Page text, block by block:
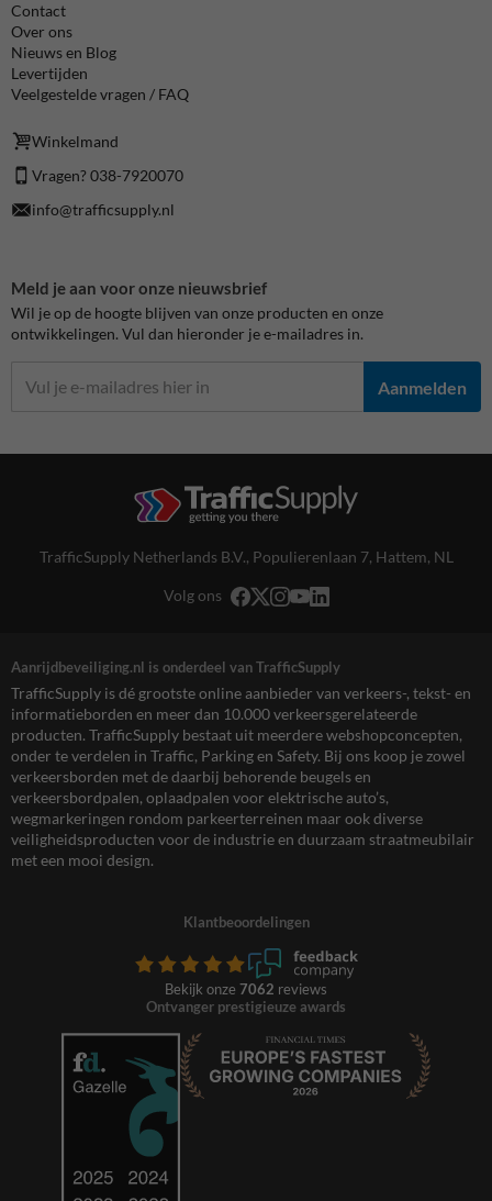
Contact
Over ons
Nieuws en Blog
Levertijden
Veelgestelde vragen / FAQ
Winkelmand
Vragen? 038-7920070
info@trafficsupply.nl
Meld je aan voor onze nieuwsbrief
Wil je op de hoogte blijven van onze producten en onze
ontwikkelingen. Vul dan hieronder je e-mailadres in.
Aanmelden
TrafficSupply Netherlands B.V., Populierenlaan 7, Hattem, NL
Volg ons
Aanrijdbeveiliging.nl is onderdeel van TrafficSupply
TrafficSupply is dé grootste online aanbieder van verkeers-, tekst- en
informatieborden en meer dan 10.000 verkeersgerelateerde
producten. TrafficSupply bestaat uit meerdere webshopconcepten,
onder te verdelen in Traffic, Parking en Safety. Bij ons koop je zowel
verkeersborden met de daarbij behorende beugels en
verkeersbordpalen, oplaadpalen voor elektrische auto’s,
wegmarkeringen rondom parkeerterreinen maar ook diverse
veiligheidsproducten voor de industrie en duurzaam straatmeubilair
met een mooi design.
Klantbeoordelingen
Bekijk onze 7062 reviews
Ontvanger prestigieuze awards